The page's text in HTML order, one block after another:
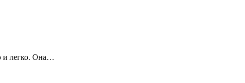
и легко. Она…